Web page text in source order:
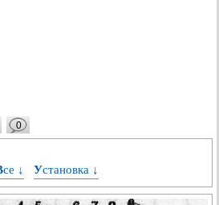
0
Все ↓ Установка ↓